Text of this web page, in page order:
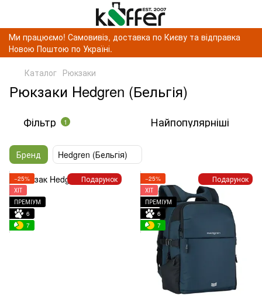
Ми працюємо! Самовивіз, доставка по Києву та відправка
Новою Поштою по Україні.
Каталог Рюкзаки
Рюкзаки Hedgren (Бельгія)
Фільтр 1 Найпопулярніші
Бренд Hedgren (Бельгія)
Подарунок
−25%
ХІТ
ПРЕМІУМ
6
7
Подарунок
−25%
ХІТ
ПРЕМІУМ
6
7